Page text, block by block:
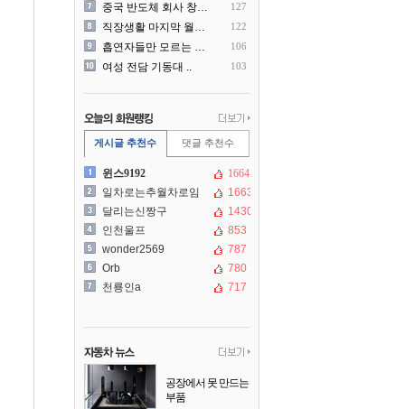
중국 반도체 회사 창신메모리.. 127
직장생활 마지막 월급 명세서 122
흡연자들만 모르는 냄새 ㄷㄷ 106
여성 전담 기동대 .. 103
게시글 추천수 댓글 추천수
윈스9192
1664
일차로는추월차로임
1663
달리는신짱구
1430
인천울프
853
wonder2569
787
Orb
780
천룡인a
717
공장에서 못 만드는
부품